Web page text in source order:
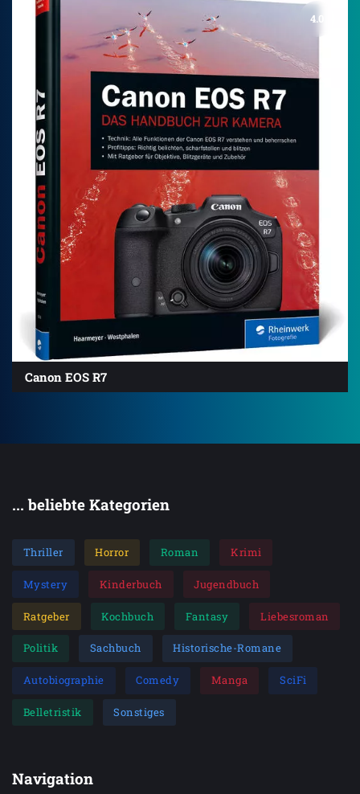
4.0
Canon EOS R7
... beliebte Kategorien
Thriller Horror Roman Krimi
Mystery Kinderbuch Jugendbuch
Ratgeber Kochbuch Fantasy Liebesroman
Politik Sachbuch Historische-Romane
Autobiographie Comedy Manga SciFi
Belletristik Sonstiges
Navigation